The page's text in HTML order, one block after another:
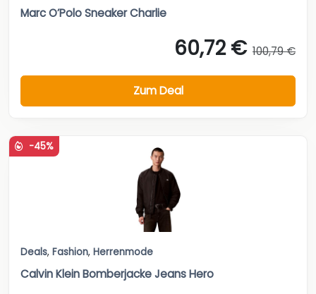
Marc O’Polo Sneaker Charlie
60,72 € 100,79 €
Zum Deal
-45%
Deals, Fashion, Herrenmode
Calvin Klein Bomberjacke Jeans Hero